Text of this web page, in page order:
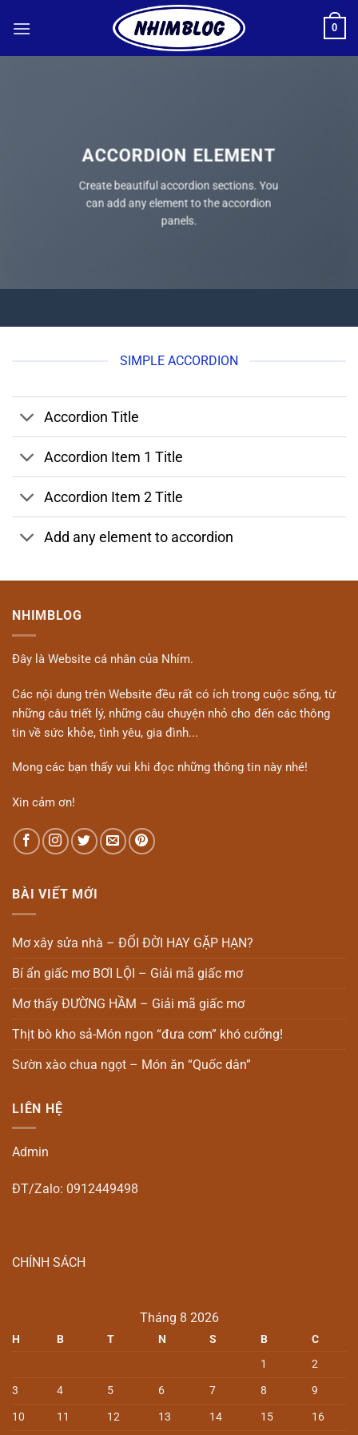
qua
0
ACCORDION ELEMENT
Create beautiful accordion sections. You
can add any element to the accordion
panels.
SIMPLE ACCORDION
Accordion Title
Accordion Item 1 Title
Accordion Item 2 Title
Add any element to accordion
NHIMBLOG
Đây là Website cá nhân của Nhím.
Các nội dung trên Website đều rất có ích trong cuộc sống, từ
những câu triết lý, những câu chuyện nhỏ cho đến các thông
tin về sức khỏe, tình yêu, gia đình...
Mong các bạn thấy vui khi đọc những thông tin này nhé!
Xin cảm ơn!
BÀI VIẾT MỚI
Mơ xây sửa nhà – ĐỔI ĐỜI HAY GẶP HẠN?
Bí ẩn giấc mơ BƠI LỘI – Giải mã giấc mơ
Mơ thấy ĐƯỜNG HẦM – Giải mã giấc mơ
Thịt bò kho sả-Món ngon “đưa cơm” khó cưỡng!
Sườn xào chua ngọt – Món ăn “Quốc dân”
LIÊN HỆ
Admin
ĐT/Zalo: 0912449498
CHÍNH SÁCH
Tháng 8 2026
H B T N S B
C
1
2
3
4 5 6 7 8
9
10
11 12 13 14 15 16